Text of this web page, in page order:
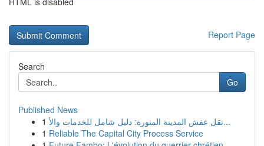
Report Page
Search
Go
Published News
1
نقل عفش المدينة المنورة: دليل شامل للخدمات والأ...
1 Reliable The Capital City Process Service